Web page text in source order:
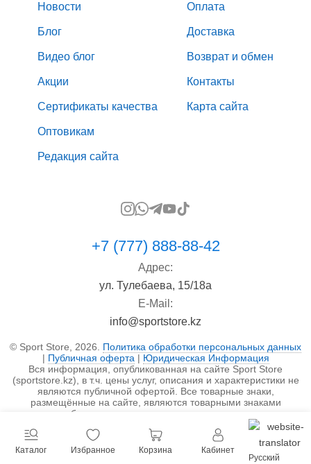
Новости
Блог
Видео блог
Акции
Сертификаты качества
Оптовикам
Редакция сайта
Оплата
Доставка
Возврат и обмен
Контакты
Карта сайта
+7 (777) 888-88-42
Адрес:
ул. Тулебаева, 15/18а
E-Mail:
info@sportstore.kz
© Sport Store, 2026. Политика обработки персональных данных
| Публичная оферта| Юридическая Информация
Вся информация, опубликованная на сайте Sport Store
(sportstore.kz), в т.ч. цены услуг, описания и характеристики не
являются публичной офертой. Все товарные знаки,
размещённые на сайте, являются товарными знаками
правообладателя и используются исключительно в
Каталог Избранное Корзина Кабинет
Русский